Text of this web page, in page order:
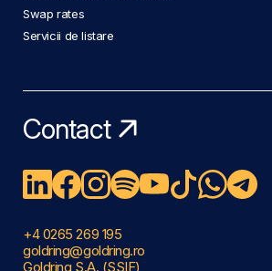
Swap rates
Servicii de listare
Contact
+4 0265 269 195
goldring@goldring.ro
Goldring S.A. (SSIF)